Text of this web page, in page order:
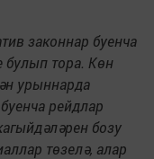
законнар буенча
булып тора. Көн
урыннарда
рейдлар
бозу
төзелә, алар